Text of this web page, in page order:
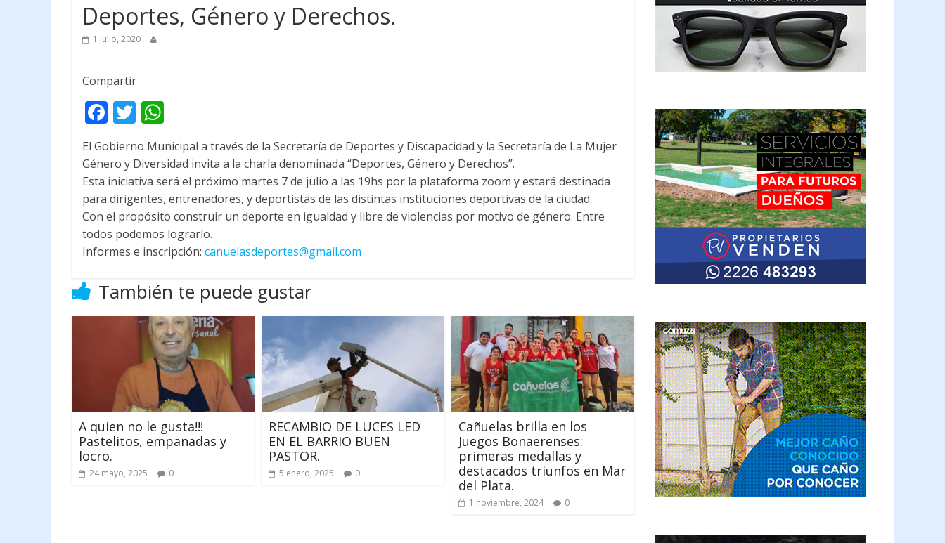
Deportes, Género y Derechos.
1 julio, 2020
Compartir
F
ac
e
b
o
o
k
T
w
itt
er
h
at
s
A
p
p
El Gobierno Municipal a través de la Secretaría de Deportes y Discapacidad y la Secretaría de La Mujer
Género y Diversidad invita a la charla denominada “Deportes, Género y Derechos”.
Esta iniciativa será el próximo martes 7 de julio a las 19hs por la plataforma zoom y estará destinada
para dirigentes, entrenadores, y deportistas de las distintas instituciones deportivas de la ciudad.
Con el propósito construir un deporte en igualdad y libre de violencias por motivo de género. Entre
todos podemos lograrlo.
Informes e inscripción: canuelasdeportes@gmail.com
También te puede gustar
A quien no le gusta!!!
Pastelitos, empanadas y
locro.
24 mayo, 2025 0
RECAMBIO DE LUCES LED
EN EL BARRIO BUEN
PASTOR.
5 enero, 2025 0
Cañuelas brilla en los
Juegos Bonaerenses:
primeras medallas y
destacados triunfos en Mar
del Plata.
1 noviembre, 2024 0